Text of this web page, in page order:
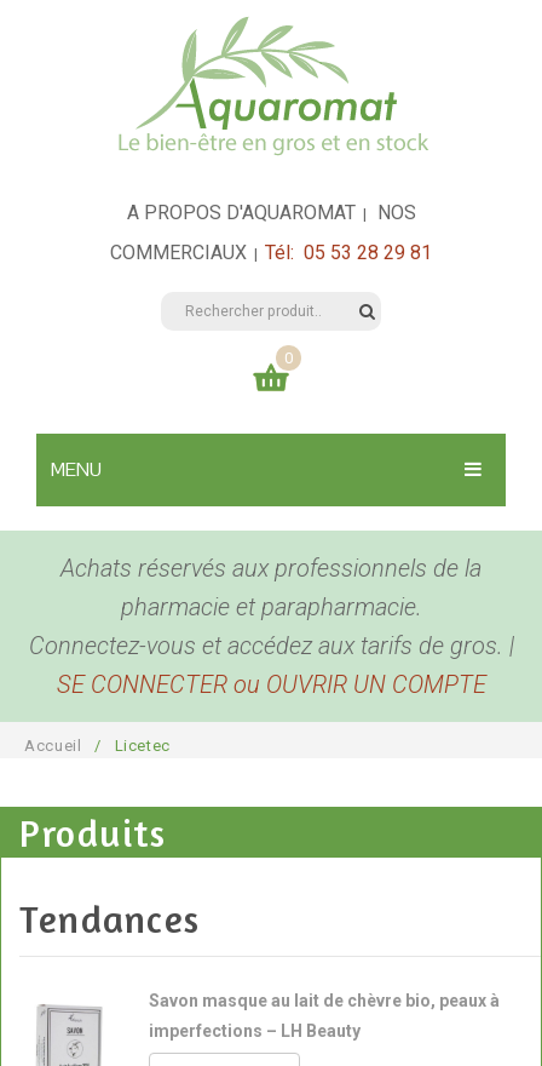
A PROPOS D'AQUAROMAT | NOS
COMMERCIAUX | Tél: 05 53 28 29 81
MENU
SANTÉ & HYGIÈNE
Hygiène buccale et oreilles
Biométrie
Cannes
Produits de beauté
Coutellerie
Plaisir
BÉBÉ & MAMAN
Pour bébé
ACCESSOIRES
Présentoirs
Garde-ordonnances et porte cartes
0
Votre panier est vide
TOTAL: 0,00€
Achats réservés aux professionnels de la
pharmacie et parapharmacie.
Connectez-vous et accédez aux tarifs de gros. |
SE CONNECTER ou OUVRIR UN COMPTE
Accueil / Licetec
Produits
Tendances
Savon masque au lait de chèvre bio, peaux à
imperfections – LH Beauty